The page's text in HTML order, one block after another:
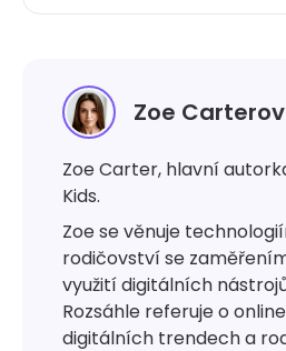
Zoe
Zoe Carter, hlavní
Kids.
Zoe se věnuje
rodičovství se
využití digitálních
Rozsáhle referuje o
digitálních trendech a